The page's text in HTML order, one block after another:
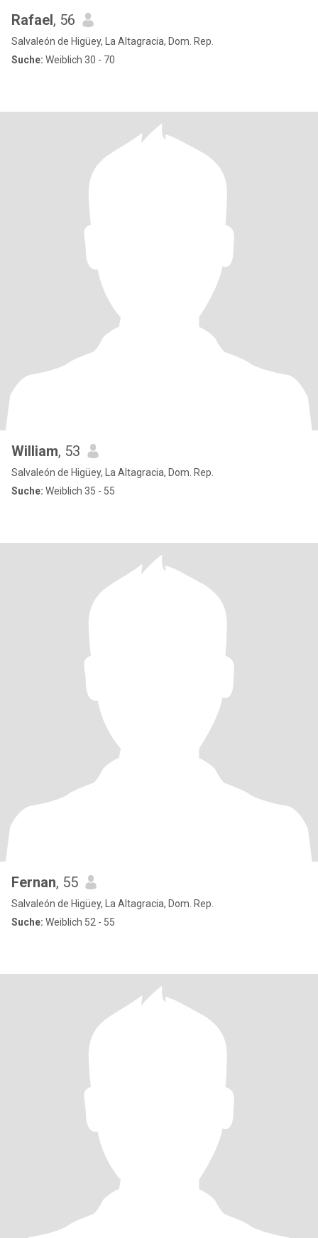
Rafael, 56
Salvaleón de Higüey, La Altagracia, Dom. Rep.
Suche: Weiblich 30 - 70
William, 53
Salvaleón de Higüey, La Altagracia, Dom. Rep.
Suche: Weiblich 35 - 55
Fernan, 55
Salvaleón de Higüey, La Altagracia, Dom. Rep.
Suche: Weiblich 52 - 55